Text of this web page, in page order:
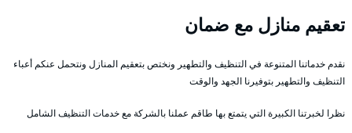
تعقيم منازل مع ضمان
نقدم خدماتنا المتنوعة في التنظيف والتطهير ونختص بتعقيم المنازل ونتحمل عنكم أعباء
التنظيف والتطهير بتوفيرنا الجهد والوقت
نظرا لخبرتنا الكبيرة التي يتمتع بها طاقم عملنا بالشركة مع خدمات التنظيف الشامل